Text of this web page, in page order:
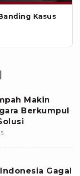
Kasus
Makin
Berkumpul
Gagal